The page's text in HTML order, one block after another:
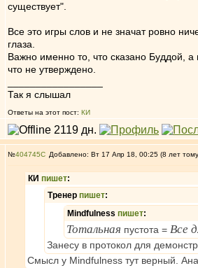
существует".
Все это игры слов и не значат ровно
глаза.
Важно именно то, что сказано Буддой,
что не утверждено.
Так я слышал
Ответы на этот пост: КИ
№404745 Добавлено: Вт 17 Апр 18, 00:25 (8 лет
КИ пишет:
Тренер пишет:
Mindfulness пишет:
Тотальная пустота = Все
Занесу в протокол для
Смысл у Mindfulness тут верный.